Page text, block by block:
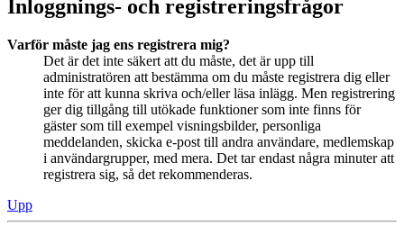
Inloggnings- och registreringsfrågor
Varför måste jag ens registrera mig?
Det är det inte säkert att du måste, det är upp till
administratören att bestämma om du måste registrera dig eller
inte för att kunna skriva och/eller läsa inlägg. Men registrering
ger dig tillgång till utökade funktioner som inte finns för
gäster som till exempel visningsbilder, personliga
meddelanden, skicka e-post till andra användare, medlemskap
i användargrupper, med mera. Det tar endast några minuter att
registrera sig, så det rekommenderas.
Upp